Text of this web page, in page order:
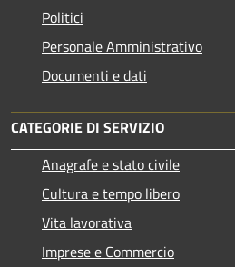
Politici
Personale Amministrativo
Documenti e dati
CATEGORIE DI SERVIZIO
Anagrafe e stato civile
Cultura e tempo libero
Vita lavorativa
Imprese e Commercio